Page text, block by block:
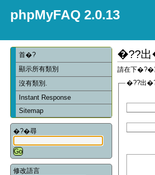
phpMyFAQ 2.0.13
首�?
顯示所有類別
沒有類別.
Instant Response
Sitemap
�?�尋
修改語言
�??出
請在下�?�
�??出